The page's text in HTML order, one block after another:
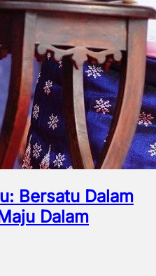
Bersatu Dalam
Dalam